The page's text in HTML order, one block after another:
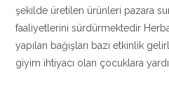
şekilde üretilen ürünleri pazara
faaliyetlerini sürdürmektedir
yapılan bağışları bazı etkinlik
giyim ihtiyacı olan çocuklara